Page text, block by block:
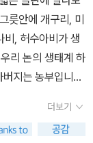
리애벌레,물방개,
들의 잔치를 열었
도 개구리가 되었
나타났기 때문이
번에는 백로가 잡
가버렸어요.건너
님의이 보내주신
의 다정한 편지를
의 편지를 드려야
으면 영양이 더 있
활발히벼를 자라
서 맛있는 밥이 되
약이 많이 사용
릇안에 개구리, 미
비, 허수아비가 생
리 논의 생태계 하
지는 농부입니다.
할머니께 감사의
되려면 어떤 시간
더보기